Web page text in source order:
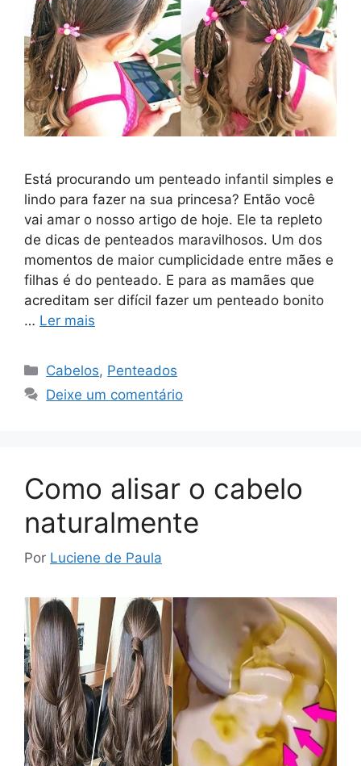
Está procurando um penteado infantil simples e
lindo para fazer na sua princesa? Então você
vai amar o nosso artigo de hoje. Ele ta repleto
de dicas de penteados maravilhosos. Um dos
momentos de maior cumplicidade entre mães e
filhas é do penteado. E para as mamães que
acreditam ser difícil fazer um penteado bonito
… Ler mais
Categorias
Cabelos, Penteados
Deixe um comentário
Como alisar o cabelo
naturalmente
Por Luciene de Paula